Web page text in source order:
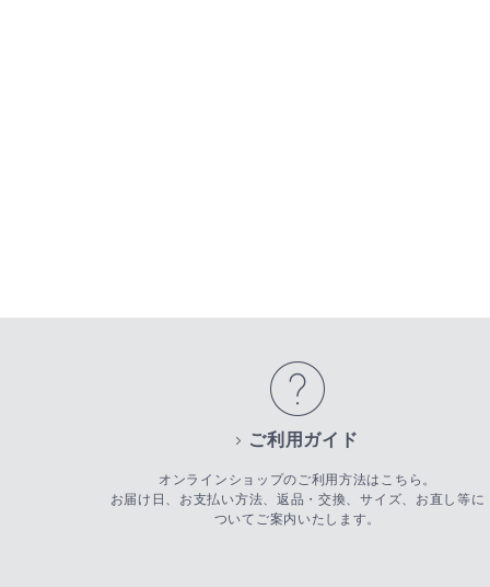
ご利用ガイド
オンラインショップのご利用方法はこちら。
お届け日、お支払い方法、返品・交換、サイズ、お直し等に
ついてご案内いたします。